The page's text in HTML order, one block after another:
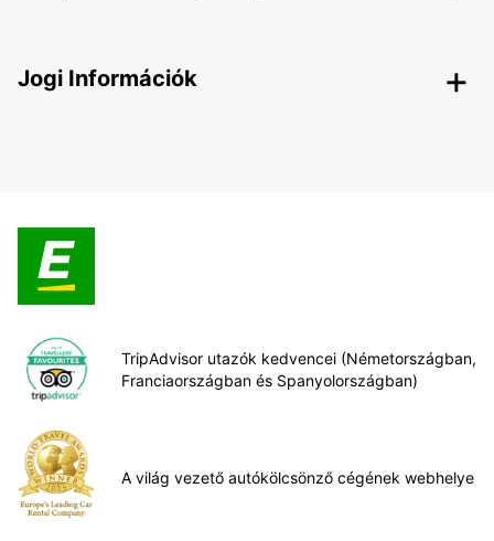
Jogi Információk
TripAdvisor utazók kedvencei (Németországban,
Franciaországban és Spanyolországban)
A világ vezető autókölcsönző cégének webhelye